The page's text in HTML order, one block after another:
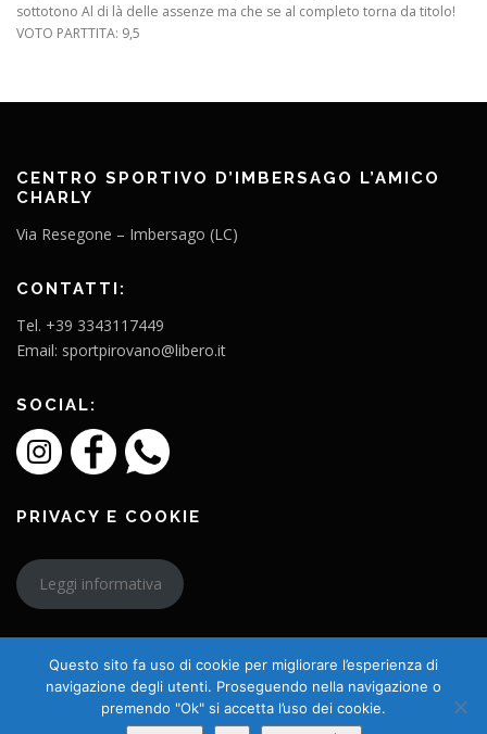
sottotono Al di là delle assenze ma che se al completo torna da titolo!
VOTO PARTTITA: 9,5
CENTRO SPORTIVO D’IMBERSAGO L’AMICO
CHARLY
Via Resegone – Imbersago (LC)
CONTATTI:
Tel. +39 3343117449
Email: sportpirovano@libero.it
SOCIAL:
PRIVACY E COOKIE
Leggi informativa
Copyright © 2026 L'Amico Charly
Questo sito fa uso di cookie per migliorare l’esperienza di
navigazione degli utenti. Proseguendo nella navigazione o
premendo "Ok" si accetta l’uso dei cookie.